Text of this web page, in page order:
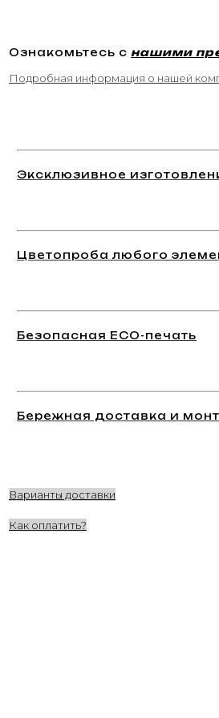
Ознакомьтесь с нашими
Подробная информация о нашей
Эксклюзивное
Цветопроба любого
Безопасная ECO-печать
Бережная доставка и
Варианты доставки
Как оплатить?